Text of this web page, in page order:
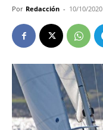
Por Redacción - 10/10/2020